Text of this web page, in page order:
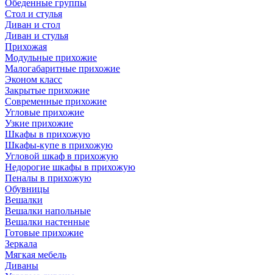
Обеденные группы
Стол и стулья
Диван и стол
Диван и стулья
Прихожая
Модульные прихожие
Малогабаритные прихожие
Эконом класс
Закрытые прихожие
Современные прихожие
Угловые прихожие
Узкие прихожие
Шкафы в прихожую
Шкафы-купе в прихожую
Угловой шкаф в прихожую
Недорогие шкафы в прихожую
Пеналы в прихожую
Обувницы
Вешалки
Вешалки напольные
Вешалки настенные
Готовые прихожие
Зеркала
Мягкая мебель
Диваны